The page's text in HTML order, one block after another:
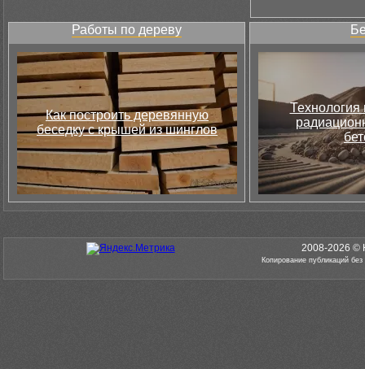
Работы по дереву
Как построить деревянную
беседку с крышей из шинглов
Технология
2008-2026 ©
Копирование публикаций